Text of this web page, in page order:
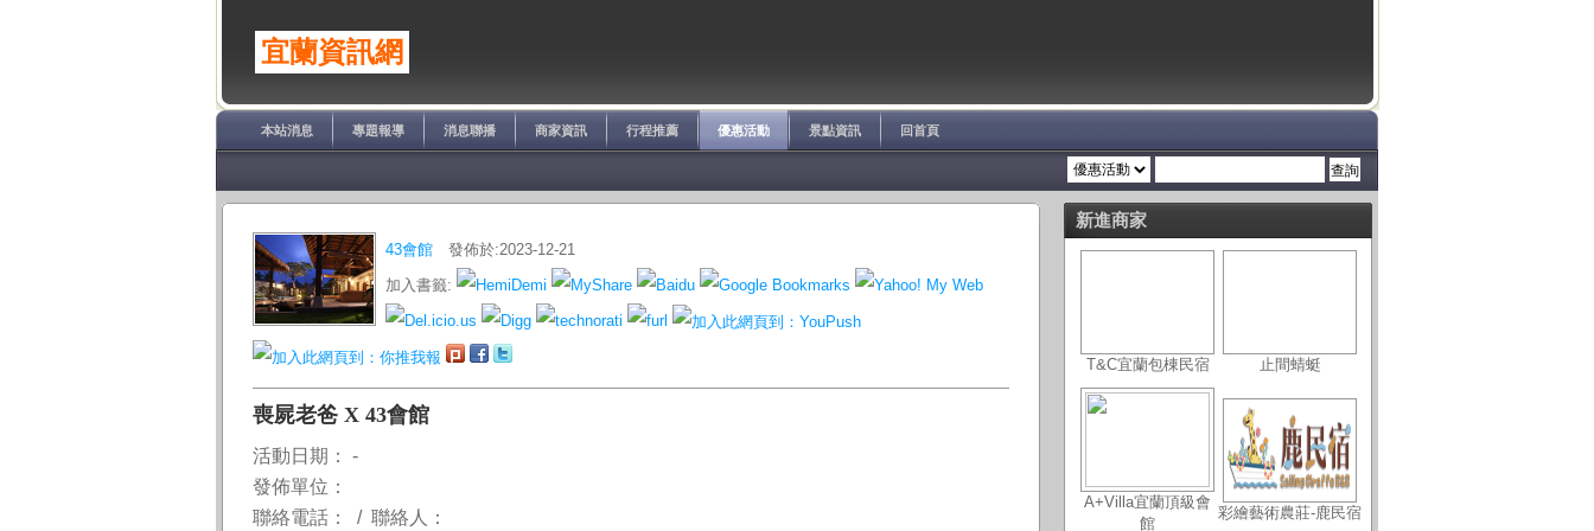
宜蘭資訊網
本站消息 專題報導 消息聯播 商家資訊 行程推薦 優惠活動 景點資訊 回首頁
43會館 發佈於:2023-12-21
加入書籤:
喪屍老爸 X 43會館
活動日期： -
發佈單位：
聯絡電話： / 聯絡人：
新進商家
T&C宜蘭包棟民宿 止間蜻蜓
A+Villa宜蘭頂級會
館
彩繪藝術農莊-鹿民宿